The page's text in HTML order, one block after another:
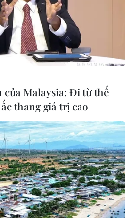
quần thể
cơ đại dịch
trở lại
5,5 tỷ USD
rôm gây ung
của Malaysia: Đi từ thế
thang giá trị cao